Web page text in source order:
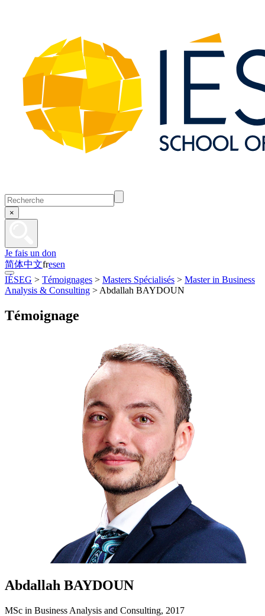
×
Je fais un don
简体中文fresen
IÉSEG > Témoignages > Masters Spécialisés > Master in Business
Analysis & Consulting > Abdallah BAYDOUN
Témoignage
Abdallah BAYDOUN
MSc in Business Analysis and Consulting, 2017